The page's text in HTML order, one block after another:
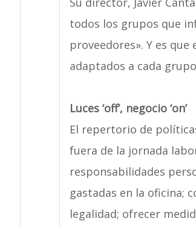
todos los grupos que
proveedores». Y es
adaptados a cada
Luces ‘off’, negocio ‘on’
El repertorio de
fuera de la jornada
responsabilidades
gastadas en la oficina;
legalidad; ofrecer